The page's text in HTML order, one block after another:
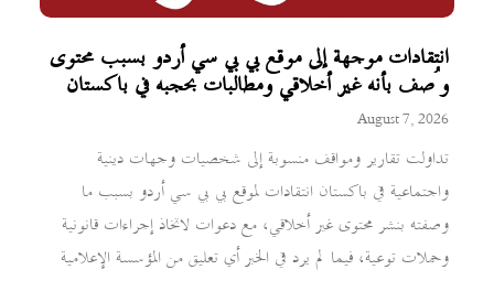
انتقادات موجهة إلى موقع بي بي سي أردو بسبب محتوى
وُصف بأنه غير أخلاقي ومطالبات بحجبه في باكستان
August 7, 2026
تداولت تقارير ومواقف منسوبة إلى شخصيات وجهات دينية
واجتماعية في باكستان انتقادات لموقع بي بي سي أردو بسبب ما
وصفته بنشر محتوى غير أخلاقي، مع دعوات لاتخاذ إجراءات قانونية
وحملات توعية، فيما لم يرد في الخبر أي تعليق من المؤسسة الإعلامية